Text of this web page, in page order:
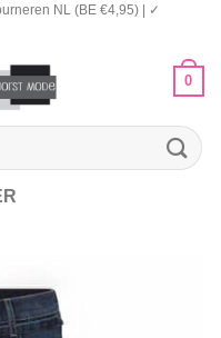
NL (BE €4,95) | ✓
0